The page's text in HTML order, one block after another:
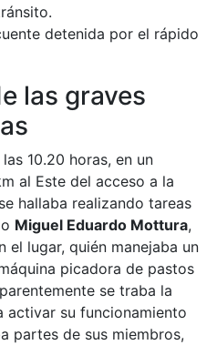
detenida por el rápido
las graves
10.20 horas, en un
al Este del acceso a la
hallaba realizando tareas
Miguel Eduardo Mottura,
el lugar, quién manejaba un
picadora de pastos
se traba la
activar su funcionamiento
partes de sus miembros,